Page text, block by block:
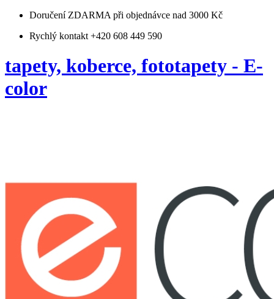
Doručení ZDARMA při objednávce nad 3000 Kč
Rychlý kontakt +420 608 449 590
tapety, koberce, fototapety - E-
color